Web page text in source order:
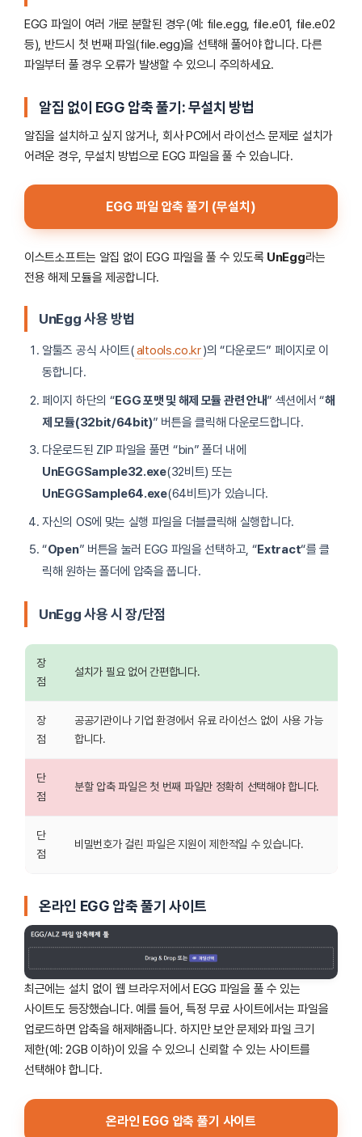
EGG 파일이 여러 개로 분할된 경우(예: file.egg, file.e01, file.e02
등), 반드시 첫 번째 파일(file.egg)을 선택해 풀어야 합니다. 다른
파일부터 풀 경우 오류가 발생할 수 있으니 주의하세요.
알집 없이 EGG 압축 풀기: 무설치 방법
알집을 설치하고 싶지 않거나, 회사 PC에서 라이선스 문제로 설치가
어려운 경우, 무설치 방법으로 EGG 파일을 풀 수 있습니다.
EGG 파일 압축 풀기 (무설치)
이스트소프트는 알집 없이 EGG 파일을 풀 수 있도록 UnEgg라는
전용 해제 모듈을 제공합니다.
UnEgg 사용 방법
알툴즈 공식 사이트(altools.co.kr)의 “다운로드” 페이지로 이
동합니다.
페이지 하단의 “EGG 포맷 및 해제 모듈 관련 안내” 섹션에서 “해
제 모듈(32bit/64bit)” 버튼을 클릭해 다운로드합니다.
다운로드된 ZIP 파일을 풀면 “bin” 폴더 내에
UnEGGSample32.exe(32비트) 또는
UnEGGSample64.exe(64비트)가 있습니다.
자신의 OS에 맞는 실행 파일을 더블클릭해 실행합니다.
“Open” 버튼을 눌러 EGG 파일을 선택하고, “Extract“를 클
릭해 원하는 폴더에 압축을 풉니다.
UnEgg 사용 시 장/단점
장
점
설치가 필요 없어 간편합니다.
장
점
공공기관이나 기업 환경에서 유료 라이선스 없이 사용 가능
합니다.
단
점
분할 압축 파일은 첫 번째 파일만 정확히 선택해야 합니다.
단
점
비밀번호가 걸린 파일은 지원이 제한적일 수 있습니다.
온라인 EGG 압축 풀기 사이트
최근에는 설치 없이 웹 브라우저에서 EGG 파일을 풀 수 있는
사이트도 등장했습니다. 예를 들어, 특정 무료 사이트에서는 파일을
업로드하면 압축을 해제해줍니다. 하지만 보안 문제와 파일 크기
제한(예: 2GB 이하)이 있을 수 있으니 신뢰할 수 있는 사이트를
선택해야 합니다.
온라인 EGG 압축 풀기 사이트